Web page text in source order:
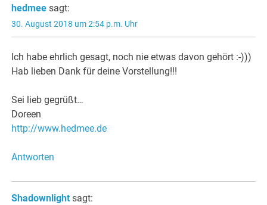
hedmee sagt:
30. August 2018 um 2:54 p.m. Uhr
Ich habe ehrlich gesagt, noch nie etwas davon gehört :-)))
Hab lieben Dank für deine Vorstellung!!!
Sei lieb gegrüßt…
Doreen
http://www.hedmee.de
Antworten
Shadownlight sagt: